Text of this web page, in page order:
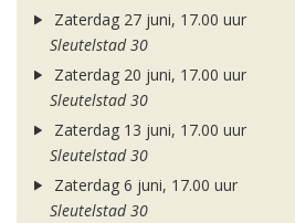
Zaterdag 27 juni, 17.00 uur
Sleutelstad 30
Zaterdag 20 juni, 17.00 uur
Sleutelstad 30
Zaterdag 13 juni, 17.00 uur
Sleutelstad 30
Zaterdag 6 juni, 17.00 uur
Sleutelstad 30